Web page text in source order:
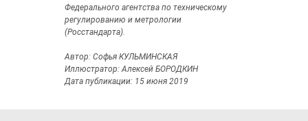
Федерального агентства по техническому
регулированию и метрологии
(Росстандарта).
Автор: Софья КУЛЬМИНСКАЯ
Иллюстратор: Алексей БОРОДКИН
Дата публикации: 15 июня 2019